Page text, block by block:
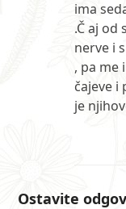
ima
.Č aj od
nerve i
, pa me
čajeve i
je
Ostavite